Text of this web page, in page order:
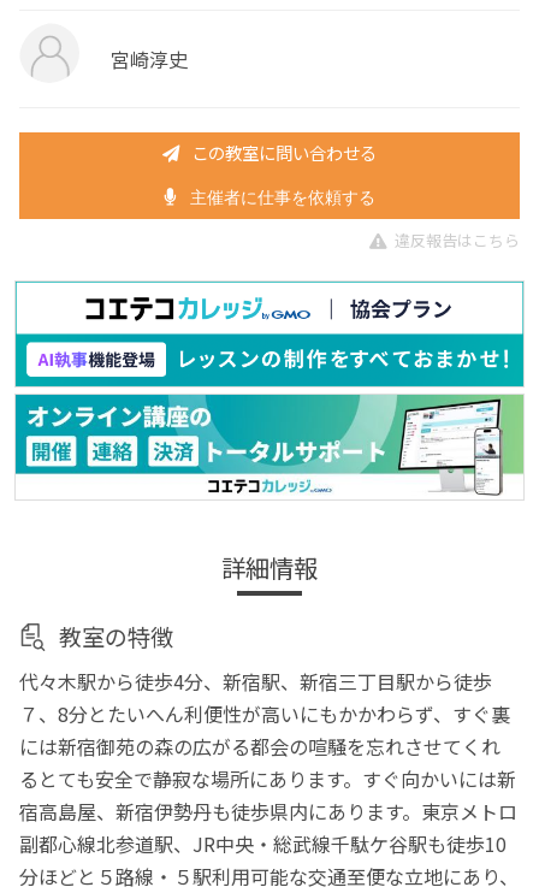
宮崎淳史
この教室に問い合わせる
主催者に仕事を依頼する
違反報告はこちら
詳細情報
教室の特徴
代々木駅から徒歩4分、新宿駅、新宿三丁目駅から徒歩
７、8分とたいへん利便性が高いにもかかわらず、すぐ裏
には新宿御苑の森の広がる都会の喧騒を忘れさせてくれ
るとても安全で静寂な場所にあります。すぐ向かいには新
宿高島屋、新宿伊勢丹も徒歩県内にあります。東京メトロ
副都心線北参道駅、JR中央・総武線千駄ケ谷駅も徒歩10
分ほどと５路線・５駅利用可能な交通至便な立地にあり、